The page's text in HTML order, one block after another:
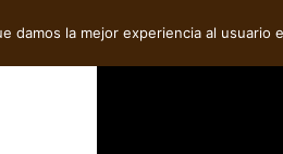
damos la mejor experiencia al